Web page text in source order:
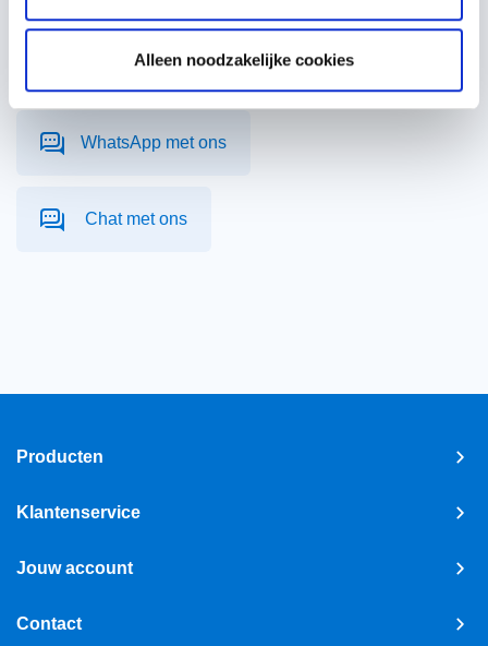
Alleen noodzakelijke cookies
E-mail onze experts
WhatsApp met ons
Chat met ons
Producten
Klantenservice
Jouw account
Contact